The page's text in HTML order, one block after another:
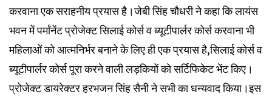
करवाना एक सराहनीय प्रयास है।जेबी सिंह चौधरी ने कहा कि लायंस
भवन में पर्मांनेंट प्रोजेक्ट सिलाई कोर्स व ब्यूटीपार्लर कोर्स करवाना भी
महिलाओं को आत्मनिर्भर बनाने के लिए ही एक प्रयास है,सिलाई कोर्स व
ब्यूटीपार्लर कोर्स पूरा करने वाली लड़कियों को सर्टिफिकेट भेंट किए।
प्रोजेक्ट डायरेक्टर हरभजन सिंह सैनी ने सभी का धन्यवाद किया।इस